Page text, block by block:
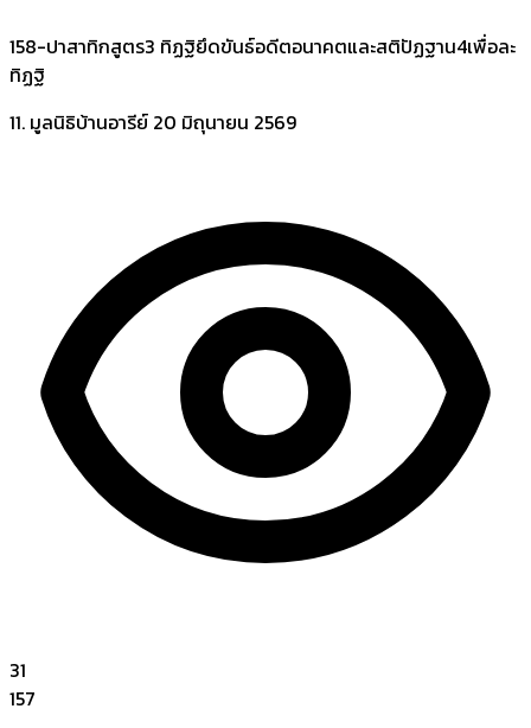
158-ปาสาทิกสูตร3 ทิฏฐิยึดขันธ์อดีตอนาคตและสติปัฏฐาน4เพื่อละ
ทิฏฐิ
11. มูลนิธิบ้านอารีย์ 20 มิถุนายน 2569
31
157